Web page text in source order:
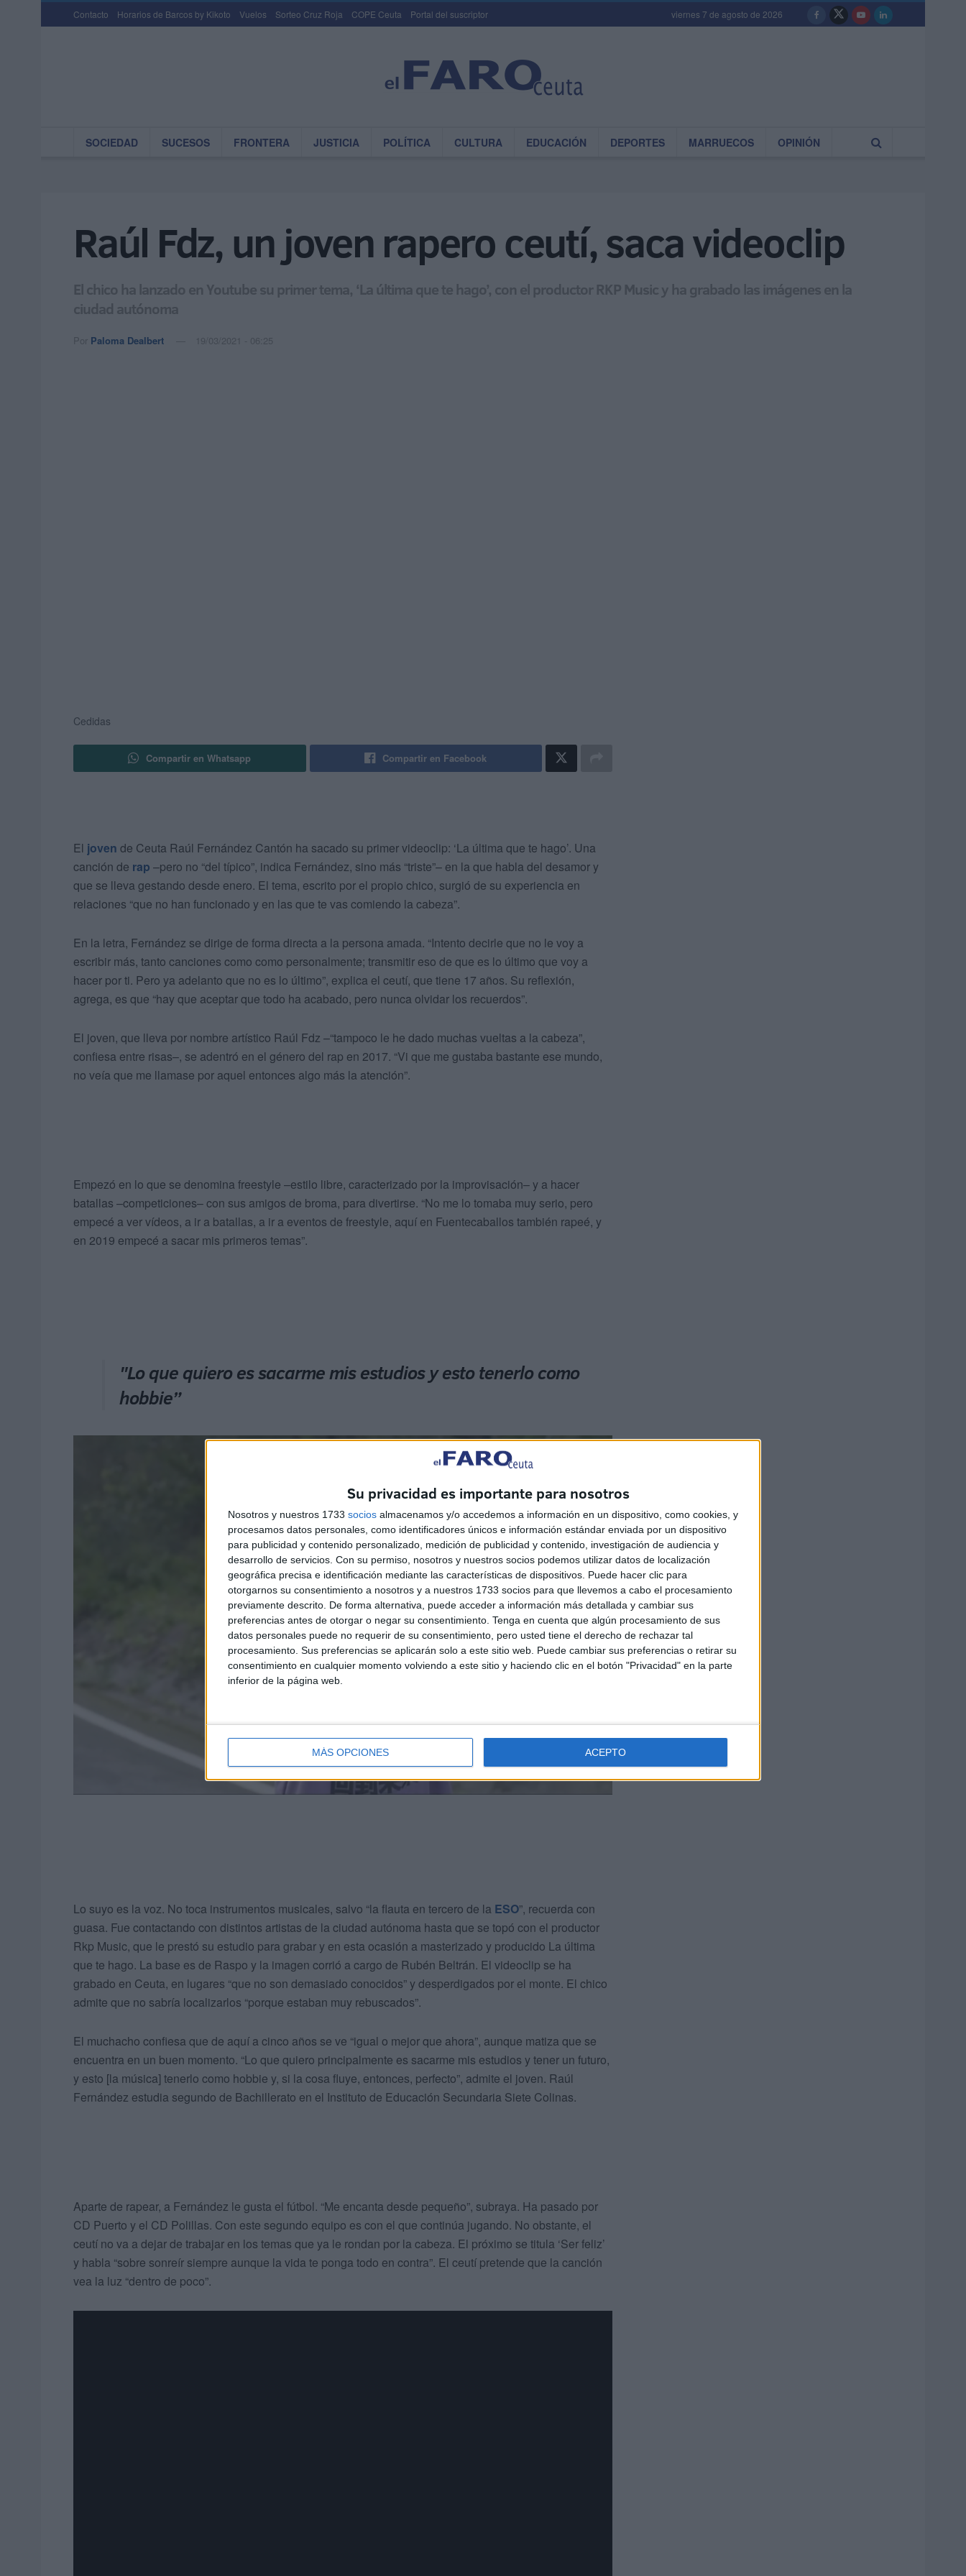
Su privacidad es importante para nosotros
Nosotros y nuestros 1733 socios almacenamos y/o accedemos a información en un dispositivo, como cookies, y
procesamos datos personales, como identificadores únicos e información estándar enviada por un dispositivo
para publicidad y contenido personalizado, medición de publicidad y contenido, investigación de audiencia y
desarrollo de servicios. Con su permiso, nosotros y nuestros socios podemos utilizar datos de localización
geográfica precisa e identificación mediante las características de dispositivos. Puede hacer clic para
otorgarnos su consentimiento a nosotros y a nuestros 1733 socios para que llevemos a cabo el procesamiento
previamente descrito. De forma alternativa, puede acceder a información más detallada y cambiar sus
preferencias antes de otorgar o negar su consentimiento. Tenga en cuenta que algún procesamiento de sus
datos personales puede no requerir de su consentimiento, pero usted tiene el derecho de rechazar tal
procesamiento. Sus preferencias se aplicarán solo a este sitio web. Puede cambiar sus preferencias o retirar su
consentimiento en cualquier momento volviendo a este sitio y haciendo clic en el botón "Privacidad" en la parte
inferior de la página web.
MÁS OPCIONES ACEPTO
Contacto Horarios de Barcos by Kikoto Vuelos Sorteo Cruz Roja COPE Ceuta Portal del suscriptor viernes 7 de agosto de 2026
SOCIEDAD SUCESOS FRONTERA JUSTICIA POLÍTICA CULTURA EDUCACIÓN DEPORTES MARRUECOS OPINIÓN
Raúl Fdz, un joven rapero ceutí, saca videoclip
El chico ha lanzado en Youtube su primer tema, ‘La última que te hago’, con el productor RKP Music y ha grabado las imágenes en la
ciudad autónoma
Por Paloma Dealbert 19/03/2021 - 06:25
Cedidas
Compartir en Whatsapp Compartir en Facebook
El joven de Ceuta Raúl Fernández Cantón ha sacado su primer videoclip: ‘La última que te hago’. Una
canción de rap –pero no “del típico”, indica Fernández, sino más “triste”– en la que habla del desamor y
que se lleva gestando desde enero. El tema, escrito por el propio chico, surgió de su experiencia en
relaciones “que no han funcionado y en las que te vas comiendo la cabeza”.
En la letra, Fernández se dirige de forma directa a la persona amada. “Intento decirle que no le voy a
escribir más, tanto canciones como como personalmente; transmitir eso de que es lo último que voy a
hacer por ti. Pero ya adelanto que no es lo último”, explica el ceutí, que tiene 17 años. Su reflexión,
agrega, es que “hay que aceptar que todo ha acabado, pero nunca olvidar los recuerdos”.
El joven, que lleva por nombre artístico Raúl Fdz –“tampoco le he dado muchas vueltas a la cabeza”,
confiesa entre risas–, se adentró en el género del rap en 2017. “Vi que me gustaba bastante ese mundo,
no veía que me llamase por aquel entonces algo más la atención”.
Empezó en lo que se denomina freestyle –estilo libre, caracterizado por la improvisación– y a hacer
batallas –competiciones– con sus amigos de broma, para divertirse. “No me lo tomaba muy serio, pero
empecé a ver vídeos, a ir a batallas, a ir a eventos de freestyle, aquí en Fuentecaballos también rapeé, y
en 2019 empecé a sacar mis primeros temas”.
"Lo que quiero es sacarme mis estudios y esto tenerlo como
hobbie”
Lo suyo es la voz. No toca instrumentos musicales, salvo “la flauta en tercero de la ESO”, recuerda con
guasa. Fue contactando con distintos artistas de la ciudad autónoma hasta que se topó con el productor
Rkp Music, que le prestó su estudio para grabar y en esta ocasión a masterizado y producido La última
que te hago. La base es de Raspo y la imagen corrió a cargo de Rubén Beltrán. El videoclip se ha
grabado en Ceuta, en lugares “que no son demasiado conocidos” y desperdigados por el monte. El chico
admite que no sabría localizarlos “porque estaban muy rebuscados”.
El muchacho confiesa que de aquí a cinco años se ve “igual o mejor que ahora”, aunque matiza que se
encuentra en un buen momento. “Lo que quiero principalmente es sacarme mis estudios y tener un futuro,
y esto [la música] tenerlo como hobbie y, si la cosa fluye, entonces, perfecto”, admite el joven. Raúl
Fernández estudia segundo de Bachillerato en el Instituto de Educación Secundaria Siete Colinas.
Aparte de rapear, a Fernández le gusta el fútbol. “Me encanta desde pequeño”, subraya. Ha pasado por
CD Puerto y el CD Polillas. Con este segundo equipo es con el que continúa jugando. No obstante, el
ceutí no va a dejar de trabajar en los temas que ya le rondan por la cabeza. El próximo se titula ‘Ser feliz’
y habla “sobre sonreír siempre aunque la vida te ponga todo en contra”. El ceutí pretende que la canción
vea la luz “dentro de poco”.